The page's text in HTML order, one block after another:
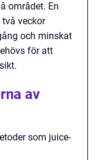
området. En
veckor
och minskat
för att
av
som juice-